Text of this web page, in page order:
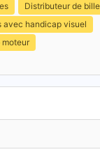
Distributeur de
avec handicap visuel